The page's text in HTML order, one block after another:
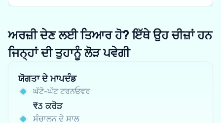
ਅਰਜ਼ੀ ਦੇਣ ਲਈ ਤਿਆਰ ਹੋ? ਇੱਥੇ ਉਹ ਚੀਜ਼ਾਂ ਹਨ
ਜਿਨ੍ਹਾਂ ਦੀ ਤੁਹਾਨੂੰ ਲੋੜ ਪਵੇਗੀ
ਯੋਗਤਾ ਦੇ ਮਾਪਦੰਡ
ਘੱਟੋ-ਘੱਟ ਟਰਨਓਵਰ
₹3 ਕਰੋੜ
ਸੰਚਾਲਨ ਦੇ ਸਾਲ